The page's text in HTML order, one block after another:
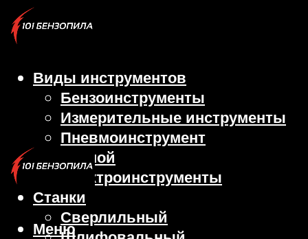
Виды инструментов
Бензоинструменты
Измерительные инструменты
Пневмоинструмент
Ручной
Электроинструменты
Станки
Сверлильный
Меню